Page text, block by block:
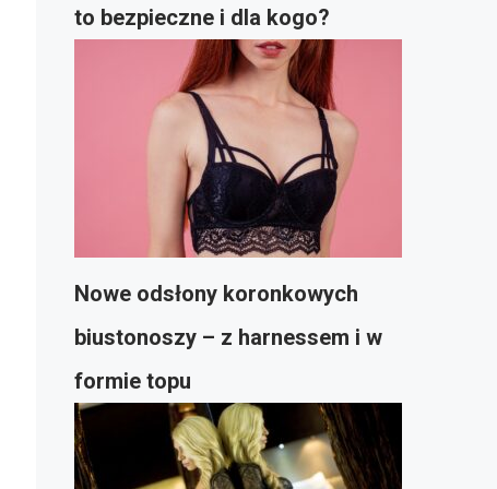
to bezpieczne i dla kogo?
Nowe odsłony koronkowych
biustonoszy – z harnessem i w
formie topu